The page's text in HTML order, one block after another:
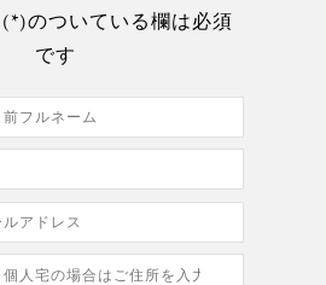
のついている欄は必須
です